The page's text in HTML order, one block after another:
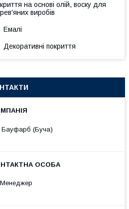
на основі олій, воску для
виробів
Емалі
Декоративні покриття
Бауфарб (Буча)
Менеджер